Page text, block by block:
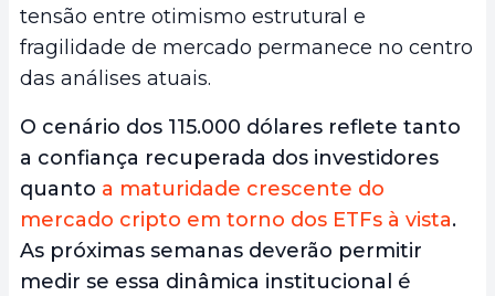
tensão entre otimismo estrutural e
fragilidade de mercado permanece no centro
das análises atuais.
O cenário dos 115.000 dólares reflete tanto
a confiança recuperada dos investidores
quanto a maturidade crescente do
mercado cripto em torno dos ETFs à vista.
As próximas semanas deverão permitir
medir se essa dinâmica institucional é